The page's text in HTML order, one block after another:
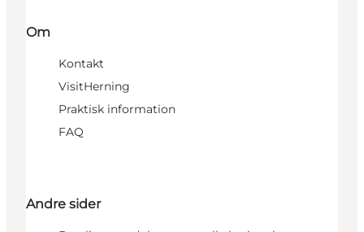
Om
Kontakt
VisitHerning
Praktisk information
FAQ
Andre sider